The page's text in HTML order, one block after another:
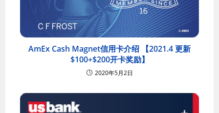
AmEx Cash Magnet信用卡介绍 【2021.4 更新
$100+$200开卡奖励】
2020年5月2日